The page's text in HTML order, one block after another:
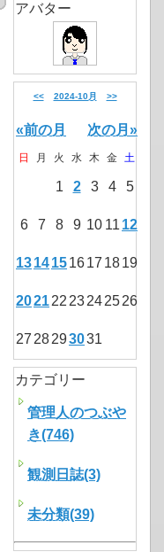
アバター
<< 2024-10月 >>
«前の月 次の月»
日 月 火 水 木 金 土
1 2 3 4 5
6 7 8 9 10 11 12
1314151617 1819
202122 23242526
27 28293031
カテゴリー
管理人のつぶや
き(746)
観測日誌(3)
未分類(39)